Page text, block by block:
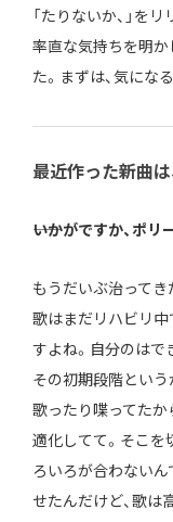
「たりないか、」を
率直な気持ちを明か
た。まずは、気にな
最近作った新曲は
――いかがですか、ポ
もうだいぶ治ってき
歌はまだリハビリ中
すよね。自分のはで
その初期段階とい
歌ったり喋ってたか
適化してて。そこを
ろいろが合わない
せたんだけど、歌は